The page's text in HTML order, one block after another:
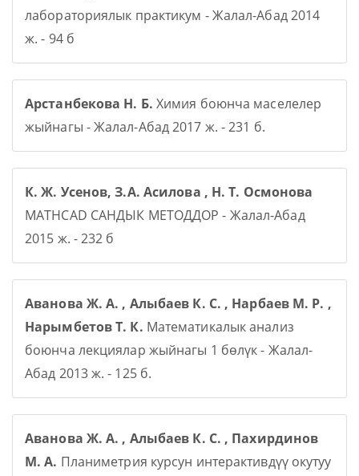
лабораториялык практикум - Жалал-Абад 2014
ж. - 94 б
Арстанбекова Н. Б. Химия боюнча маселелер
жыйнагы - Жалал-Абад 2017 ж. - 231 б.
К. Ж. Усенов, З.А. Асилова , Н. Т. Осмонова
MATHCAD САНДЫК МЕТОДДОР - Жалал-Абад
2015 ж. - 232 б
Аванова Ж. А. , Алыбаев К. С. , Нарбаев М. Р. ,
Нарымбетов Т. К. Математикалык анализ
боюнча лекциялар жыйнагы 1 бөлүк - Жалал-
Абад 2013 ж. - 125 б.
Аванова Ж. А. , Алыбаев К. С. , Пахирдинов
М. А. Планиметрия курсун интерактивдүү окутуу